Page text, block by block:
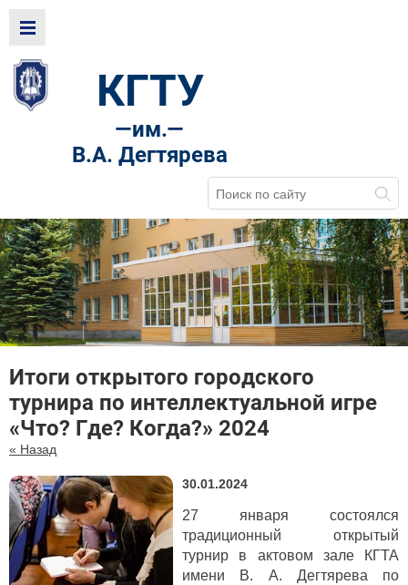
КГТУ
—им.—
В.А. Дегтярева
Итоги открытого городского
турнира по интеллектуальной игре
«Что? Где? Когда?» 2024
« Назад
30.01.2024
27 января состоялся
традиционный открытый
турнир в актовом зале КГТА
имени В. А. Дегтярева по